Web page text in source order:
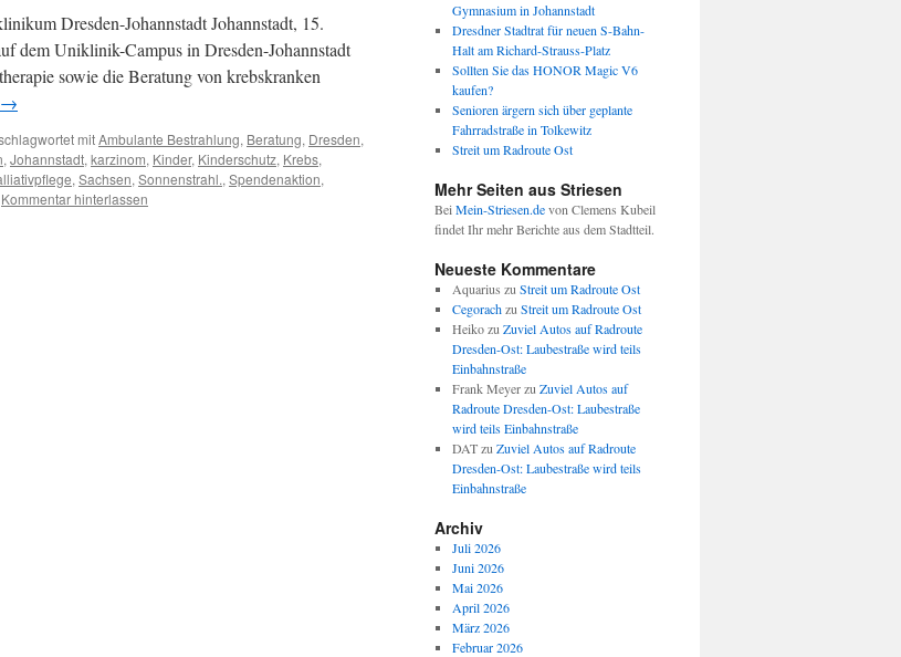
Dresden-Johannstadt Johannstadt, 15.
dem Uniklinik-Campus in Dresden-Johannstadt
sowie die Beratung von krebskranken
→
mitAmbulante Bestrahlung, Beratung, Dresden,
, Johannstadt, karzinom, Kinder, Kinderschutz, Krebs,
, Sachsen, Sonnenstrahl., Spendenaktion,
Kommentar hinterlassen
Gymnasium in Johannstadt
Dresdner Stadtrat für neuen S-Bahn-
Halt am Richard-Strauss-Platz
Sollten Sie das HONOR Magic V6
kaufen?
Senioren ärgern sich über geplante
Fahrradstraße in Tolkewitz
Streit um Radroute Ost
Mehr Seiten aus Striesen
Bei Mein-Striesen.devon Clemens Kubeil
findet Ihr mehr Berichte aus dem Stadtteil.
Neueste Kommentare
Aquarius zu Streit um Radroute Ost
Cegorachzu Streit um Radroute Ost
Heikozu Zuviel Autos auf Radroute
Dresden-Ost: Laubestraße wird teils
Einbahnstraße
Frank Meyerzu Zuviel Autos auf
Radroute Dresden-Ost: Laubestraße
wird teils Einbahnstraße
DATzu Zuviel Autos auf Radroute
Dresden-Ost: Laubestraße wird teils
Einbahnstraße
Archiv
Juli 2026
Juni 2026
Mai 2026
April 2026
März 2026
Februar 2026